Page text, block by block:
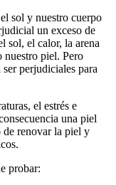
sol y nuestro cuerpo
un exceso de
sol, el calor, la arena
nuestro piel. Pero
perjudiciales para
el estrés e
una piel
renovar la piel y
probar: